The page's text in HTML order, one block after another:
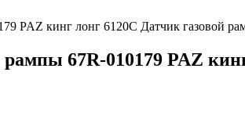
PAZ кинг лонг 6120С Датчик газовой
67R-010179 PAZ